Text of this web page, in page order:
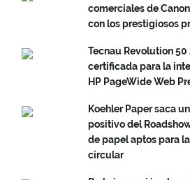
comerciales de
con los prestigiosos
Tecnau Revolution
certificada para la
HP PageWide Web
Koehler Paper saca
positivo del
de papel aptos para
circular